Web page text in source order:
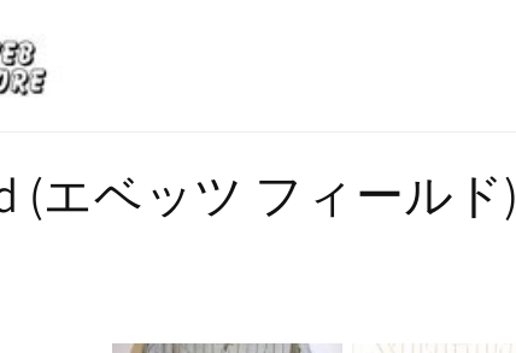
(エベッツ フィールド)